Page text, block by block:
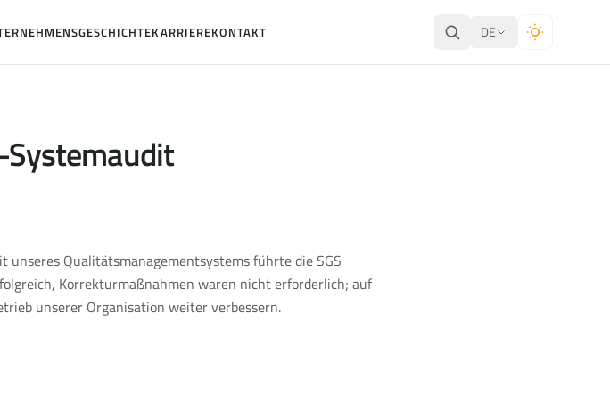
KARRIEREKONTAKT DE
Systemaudit
unseres Qualitätsmanagementsystems führte die SGS
Korrekturmaßnahmen waren nicht erforderlich; auf
unserer Organisation weiter verbessern.